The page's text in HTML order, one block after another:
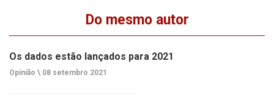
Do mesmo autor
Os dados estão lançados para 2021
Opinião \ 08 setembro 2021